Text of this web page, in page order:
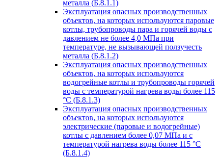
металла (Б.8.1.1)
Эксплуатация опасных производственных
объектов, на которых используются паровые
котлы, трубопроводы пара и горячей воды с
давлением не более 4,0 МПа при
температуре, не вызывающей ползучесть
металла (Б.8.1.2)
Эксплуатация опасных производственных
объектов, на которых используются
водогрейные котлы и трубопроводы горячей
воды с температурой нагрева воды более 115
°C (Б.8.1.3)
Эксплуатация опасных производственных
объектов, на которых используются
электрические (паровые и водогрейные)
котлы с давлением более 0,07 МПа и с
температурой нагрева воды более 115 °C
(Б.8.1.4)